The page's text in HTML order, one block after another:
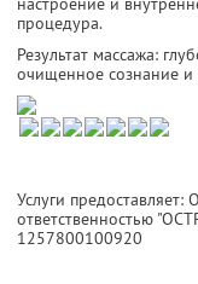
процедура.
Результат массажа:
очищенное сознание
Услуги
ответственностью
1257800100920